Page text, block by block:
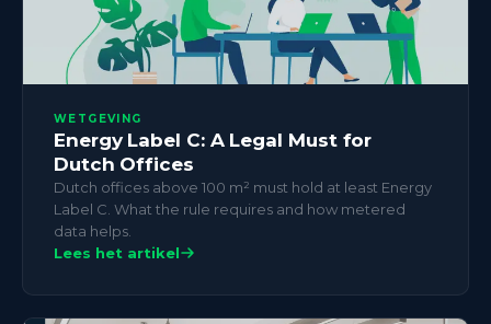
WETGEVING
Energy Label C: A Legal Must for
Dutch Offices
Dutch offices above 100 m² must hold at least Energy
Label C. What the rule requires and how metered
data helps.
Lees het artikel